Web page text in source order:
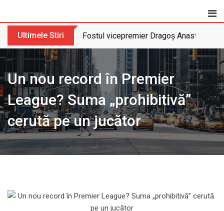
Ultimele Stiri Fostul vicepremier Dragoș Anastasiu
Un nou record în Premier
League? Suma „prohibitivă”
cerută pe un jucător